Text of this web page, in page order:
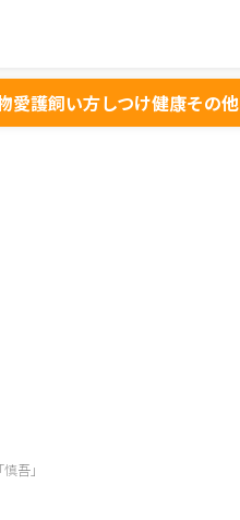
愛護飼い方しつけ健康その他
吾」